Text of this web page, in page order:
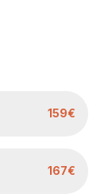
159€
167€